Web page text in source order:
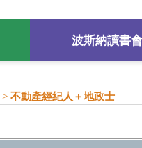
波斯納讀書會
> 不動產經紀人＋地政士